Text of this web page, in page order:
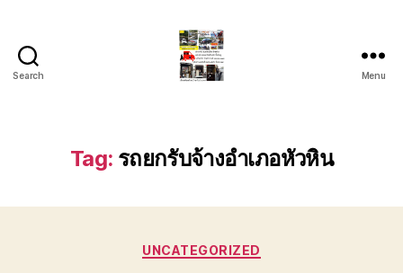
Search
สไลด์
ใน
หัวหิน
ชั่วโมง
Menu
Tag: รถยกรับจ้างอำเภอหัวหิน
Categories
UNCATEGORIZED